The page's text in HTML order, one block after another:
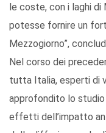
le coste, con i laghi
potesse fornire un
Mezzogiorno”,
Nel corso dei
tutta Italia, esperti di
approfondito lo
effetti dell’impatto